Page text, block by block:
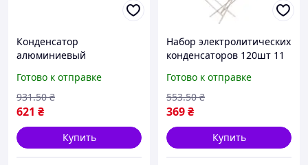
Конденсатор
алюминиевый
мкФ 50В 10шт для
аудиосистем и
радиолюбителей FLAME
Готово к отправке
621 ₴
931.50 ₴
Купить
Набор электролитических
конденсаторов 120шт 11
радиолюбителей и
инженеров 105°C FLAME
Готово к отправке
369₴
553.50 ₴
Купить